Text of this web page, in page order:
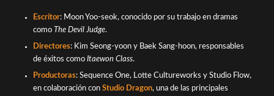
Escritor: Moon Yoo-seok, conocido por su trabajo en dramas
como The Devil Judge.
Directores: Kim Seong-yoon y Baek Sang-hoon, responsables
de éxitos como Itaewon Class.
Productoras: Sequence One, Lotte Cultureworks y Studio Flow,
en colaboración con Studio Dragon, una de las principales